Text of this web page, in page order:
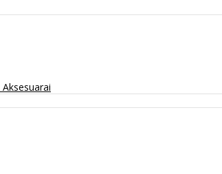
Aksesuarai